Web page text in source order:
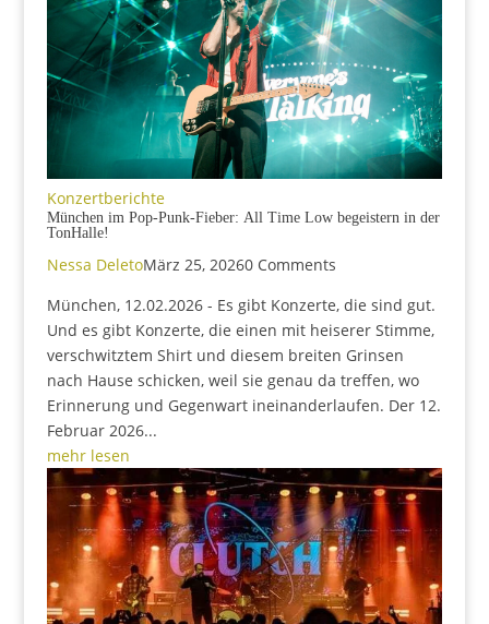
Konzertberichte
München im Pop-Punk-Fieber: All Time Low begeistern in der
TonHalle!
Nessa DeletoMärz 25, 20260 Comments
München, 12.02.2026 - Es gibt Konzerte, die sind gut.
Und es gibt Konzerte, die einen mit heiserer Stimme,
verschwitztem Shirt und diesem breiten Grinsen
nach Hause schicken, weil sie genau da treffen, wo
Erinnerung und Gegenwart ineinanderlaufen. Der 12.
Februar 2026...
mehr lesen